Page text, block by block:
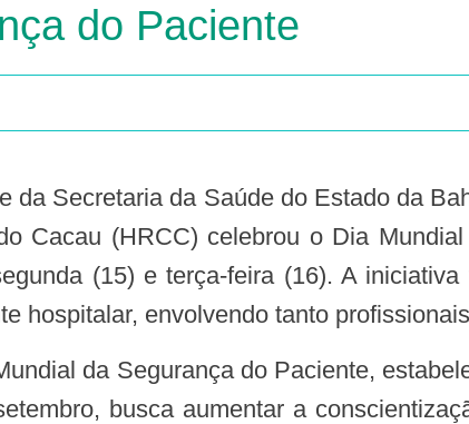
do Paciente
Cacau (HRCC) celebrou o Dia
(15) e terça-feira (16). A
hospitalar, envolvendo tanto
busca aumentar a